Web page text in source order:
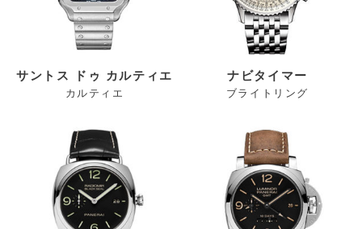
サントス ドゥ カルティエ
カルティエ
ナビタイマー
ブライトリング